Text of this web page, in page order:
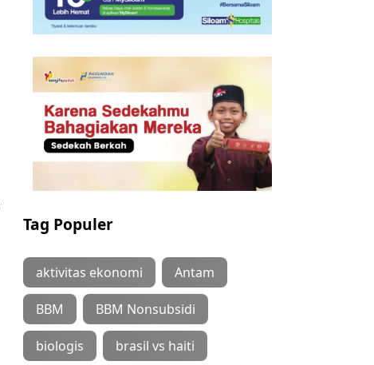
Tag Populer
aktivitas ekonomi Antam
BBM BBM Nonsubsidi
biologis brasil vs haiti